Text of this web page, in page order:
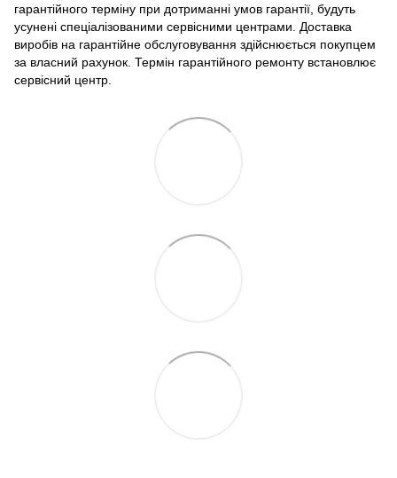
гарантійного терміну при дотриманні умов гарантії, будуть
усунені спеціалізованими сервісними центрами. Доставка
виробів на гарантійне обслуговування здійснюється покупцем
за власний рахунок. Термін гарантійного ремонту встановлює
сервісний центр.